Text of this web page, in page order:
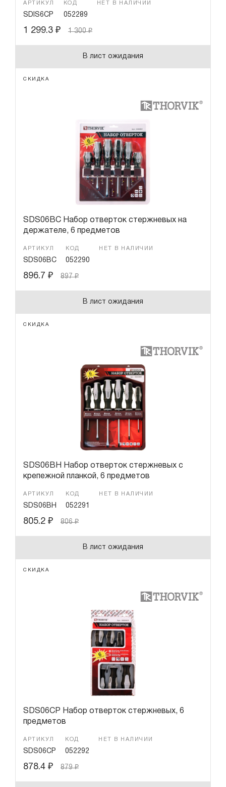
АРТИКУЛ
SDIS6CP
КОД
052289
НЕТ В НАЛИЧИИ
1 299.3 ₽ 1 300₽
В лист ожидания
СКИДКА
SDS06BC Набор отверток стержневых на
держателе, 6 предметов
АРТИКУЛ
SDS06BC
КОД
052290
НЕТ В НАЛИЧИИ
896.7 ₽ 897₽
В лист ожидания
СКИДКА
SDS06BH Набор отверток стержневых с
крепежной планкой, 6 предметов
АРТИКУЛ
SDS06BH
КОД
052291
НЕТ В НАЛИЧИИ
805.2 ₽ 806₽
В лист ожидания
СКИДКА
SDS06CP Набор отверток стержневых, 6
предметов
АРТИКУЛ
SDS06CP
КОД
052292
НЕТ В НАЛИЧИИ
878.4 ₽ 879₽